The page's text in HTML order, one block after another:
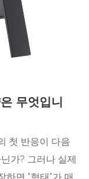
무엇입니
첫 반응이 다음
가? 그러나 실제